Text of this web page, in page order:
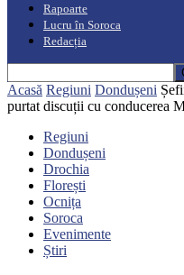
Rapoarte
Lucru în Soroca
Redacția
Acasă Regiuni Dondușeni
purtat discuții cu conducerea
Regiuni
Dondușeni
Drochia
Florești
Ocnița
Soroca
Evenimente
Știri